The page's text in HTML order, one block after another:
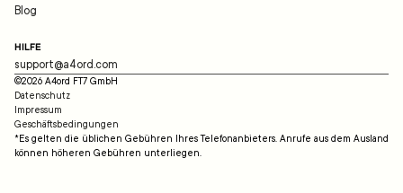
Blog
HILFE
support@a4ord.com
©2026 A4ord FT7 GmbH
Datenschutz
Impressum
Geschäftsbedingungen
*Es gelten die üblichen Gebühren Ihres Telefonanbieters. Anrufe aus dem Ausland
können höheren Gebühren unterliegen.